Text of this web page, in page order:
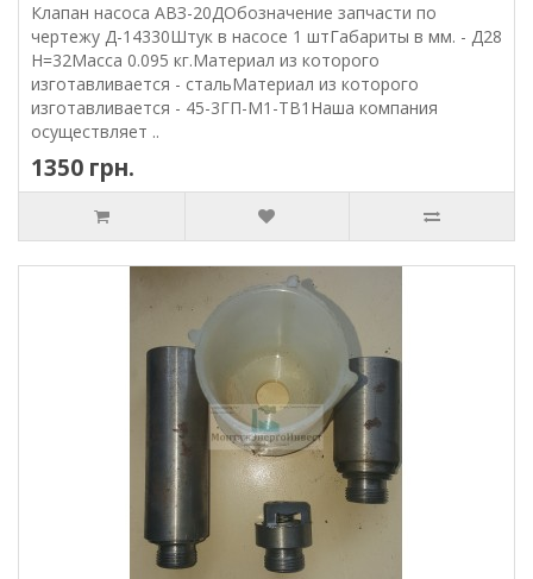
Клапан насоса АВЗ-20ДОбозначение запчасти по
чертежу Д-14330Штук в насосе 1 штГабариты в мм. - Д28
Н=32Масса 0.095 кг.Материал из которого
изготавливается - стальМатериал из которого
изготавливается - 45-3ГП-М1-ТВ1Наша компания
осуществляет ..
1350 грн.